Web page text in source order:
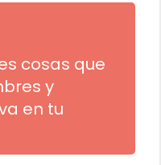
cosas que
y
en tu